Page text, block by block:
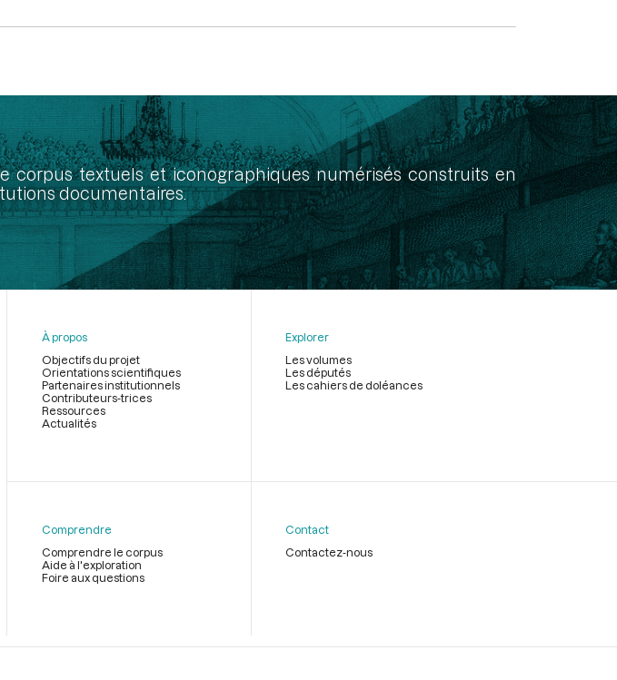
corpus textuels et iconographiques numérisés construits en
documentaires.
page
À propos
Objectifs du projet
Orientations scientifiques
Partenaires institutionnels
Contributeurs-trices
Ressources
Actualités
Explorer
Les volumes
Les députés
Les cahiers de doléances
Comprendre
Comprendre le corpus
Aide à l'exploration
Foire aux questions
Contact
Contactez-nous